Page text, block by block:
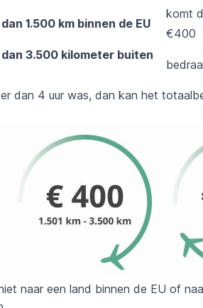
1.500 km binnen de EU
komt
€400
3.500 kilometer buiten
dan 4 uur was, dan kan het
naar een land binnen de EU of